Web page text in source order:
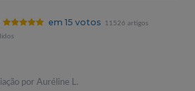
em 15 votos
11526 artigos
por Auréline L.